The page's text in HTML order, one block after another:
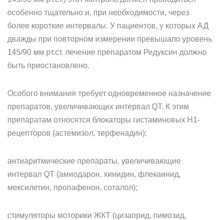
особенно тщательно и, при необходимости, через
более короткие интервалы. У пациентов, у которых АД
дважды при повторном измерении превышало уровень
145/90 мм рт.ст. лечение препаратом Редуксин должно
быть приостановлено.
Особого внимания требует одновременное назначение
препаратов, увеличивающих интервал QТ. К этим
препаратам относятся блокаторы гистаминовых Н1-
рецепторов (астемизол, терфенадин);
антиаритмические препараты, увеличивающие
интервал QT (амиодарон, хинидин, флекаинид,
мексилетин, пропафенон, соталол);
стимуляторы моторики ЖКТ (цизаприд, пимозид,